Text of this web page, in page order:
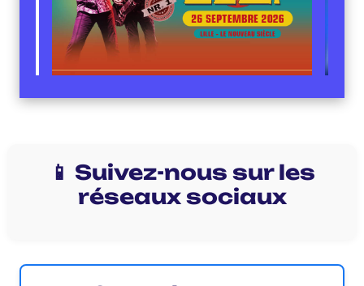
📱 Suivez-nous sur les
réseaux sociaux